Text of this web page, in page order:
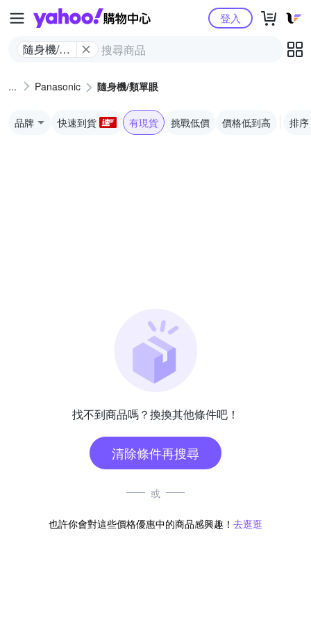
Yahoo購物中心
隨身機/類
登入
Panasonic 隨身機/類單眼
品牌 快速到貨 有現貨 挑戰低價 價格低到高 排序
找不到商品嗎？換換其他條件吧！
清除條件再搜尋
或
也許你會對這些價格優惠中的商品感興趣！ 去逛逛